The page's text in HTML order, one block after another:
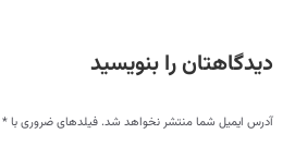
دیدگاهتان را بنویسید
آدرس ایمیل شما منتشر نخواهد شد. فیلدهای ضروری با*